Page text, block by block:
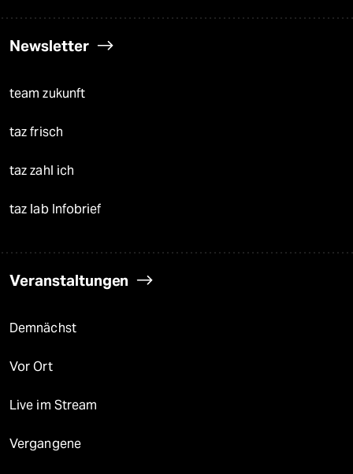
Newsletter
team zukunft
taz frisch
taz zahl ich
taz lab Infobrief
Veranstaltungen
Demnächst
Vor Ort
Live im Stream
Vergangene